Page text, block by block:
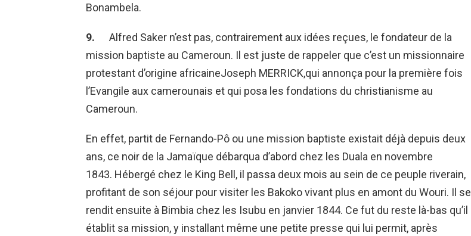
Bonambela.
9. Alfred Saker n’est pas, contrairement aux idées reçues, le fondateur de la
mission baptiste au Cameroun. Il est juste de rappeler que c’est un missionnaire
protestant d’origine africaineJoseph MERRICK,qui annonça pour la première fois
l’Evangile aux camerounais et qui posa les fondations du christianisme au
Cameroun.
En effet, partit de Fernando-Pô ou une mission baptiste existait déjà depuis deux
ans, ce noir de la Jamaïque débarqua d’abord chez les Duala en novembre
1843. Hébergé chez le King Bell, il passa deux mois au sein de ce peuple riverain,
profitant de son séjour pour visiter les Bakoko vivant plus en amont du Wouri. Il se
rendit ensuite à Bimbia chez les Isubu en janvier 1844. Ce fut du reste là-bas qu’il
établit sa mission, y installant même une petite presse qui lui permit, après